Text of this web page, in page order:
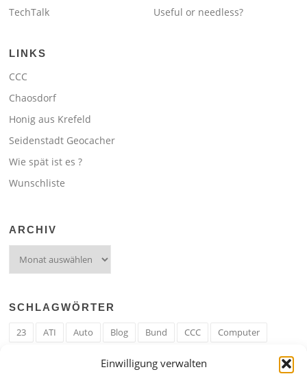
Einwilligung verwalten
TechTalk
Useful or needless?
LINKS
CCC
Chaosdorf
Honig aus Krefeld
Seidenstadt Geocacher
Wie spät ist es ?
Wunschliste
ARCHIV
SCHLAGWÖRTER
23 ATI Auto Blog Bund CCC
Computer